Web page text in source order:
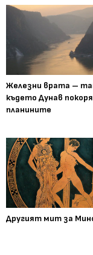
Железни врата –
където Дунав
планините
Другият мит за